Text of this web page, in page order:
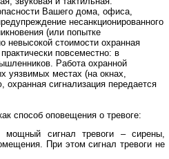
Вашего дома, офиса,
несанкционированного
(или попытке
невысокой стоимости охранная
повсеместно: в
Работа охранной
уязвимых местах (на окнах,
охранная сигнализация передается
способ оповещения о тревоге:
мощный сигнал тревоги – сирены,
При этом сигнал тревоги не